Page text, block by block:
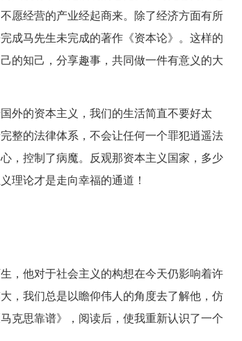
愿经营的产业经起商来。除了经济方面有所
成马先生未完成的著作《资本论》。这样的
的知己，分享趣事，共同做一件有意义的大
外的资本主义，我们的生活简直不要好太
整的法律体系，不会让任何一个罪犯逍遥法
，控制了病魔。反观那资本主义国家，多少
理论才是走向幸福的通道！
，他对于社会主义的构想在今天仍影响着许
，我们总是以瞻仰伟人的角度去了解他，仿
克思靠谱》，阅读后，使我重新认识了一个